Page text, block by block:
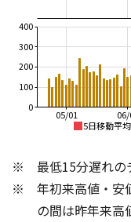
5日移動平均
06/
05/01
0
100
200
300
400
最低15分遅れの
年初来高値・安
の間は昨年来高